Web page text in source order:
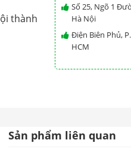
thành
Số 25, Ngõ 1
Hà Nội
Điện Biên Phủ,
HCM
Sản phẩm liên quan